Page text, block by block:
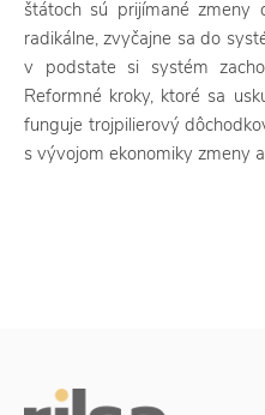
štátoch sú prijímané zmeny
radikálne, zvyčajne sa do
v podstate si systém
Reformné kroky, ktoré sa
funguje trojpilierový
s vývojom ekonomiky zmeny